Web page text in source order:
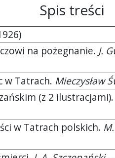
Spis treści
na pożegnanie. J.
w Tatrach. Mieczysław
(z 2 ilustracjami).
w Tatrach polskich.